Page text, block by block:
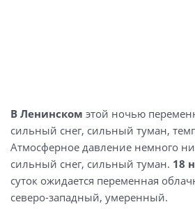
В Ленинском этой ночью
сильный снег, сильный туман,
Атмосферное давление немного
сильный снег, сильный туман. 18
суток ожидается переменная
северо-западный, умеренный.